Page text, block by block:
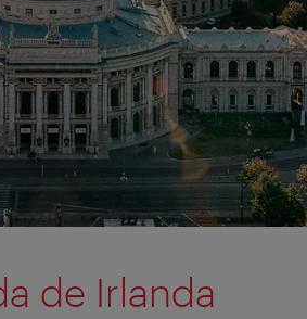
de Irlanda